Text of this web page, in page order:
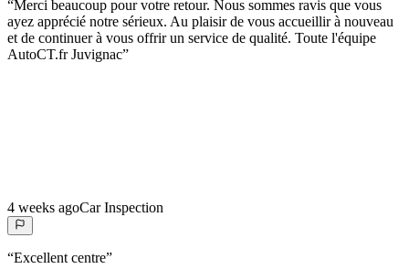
“Merci beaucoup pour votre retour. Nous sommes ravis que vous
ayez apprécié notre sérieux. Au plaisir de vous accueillir à nouveau
et de continuer à vous offrir un service de qualité. Toute l'équipe
AutoCT.fr Juvignac”
4 weeks agoCar Inspection
“Excellent centre”